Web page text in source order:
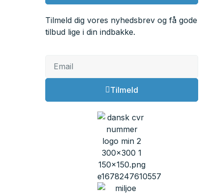
Tilmeld dig vores nyhedsbrev og få gode
tilbud lige i din indbakke.
Tilmeld